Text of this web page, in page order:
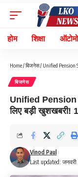
होम शिक्षा
Home/बिजनेस/ Unified Pension
बिजनेस
Unified Pension
लिए बड़ी खुशखबरी!
Last updated: जनवरी
Vinod Paul